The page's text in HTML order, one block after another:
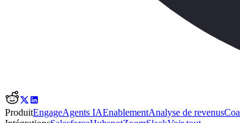
ProduitEngageAgents IAEnablementAnalyse de revenus